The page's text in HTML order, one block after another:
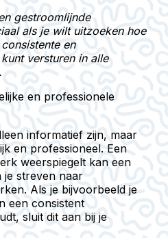
gestroomlijnde
als je wilt uitzoeken hoe
en
versturen in alle
en professionele
informatief zijn, maar
en professioneel. Een
weerspiegelt kan een
je streven naar
Als je bijvoorbeeld je
een consistent
sluit dit aan bij je